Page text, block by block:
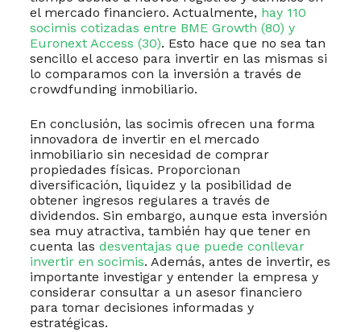
el mercado financiero. Actualmente, hay 110
socimis cotizadas entre BME Growth (80) y
Euronext Access (30). Esto hace que no sea tan
sencillo el acceso para invertir en las mismas si
lo comparamos con la inversión a través de
crowdfunding inmobiliario.
En conclusión, las socimis ofrecen una forma
innovadora de invertir en el mercado
inmobiliario sin necesidad de comprar
propiedades físicas. Proporcionan
diversificación, liquidez y la posibilidad de
obtener ingresos regulares a través de
dividendos. Sin embargo, aunque esta inversión
sea muy atractiva, también hay que tener en
cuenta las desventajas que puede conllevar
invertir en socimis. Además, antes de invertir, es
importante investigar y entender la empresa y
considerar consultar a un asesor financiero
para tomar decisiones informadas y
estratégicas.